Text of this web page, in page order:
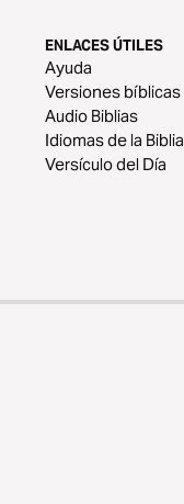
ENLACES ÚTILES
Ayuda
Versiones bíblicas
Audio Biblias
Idiomas de la Biblia
Versículo del Día